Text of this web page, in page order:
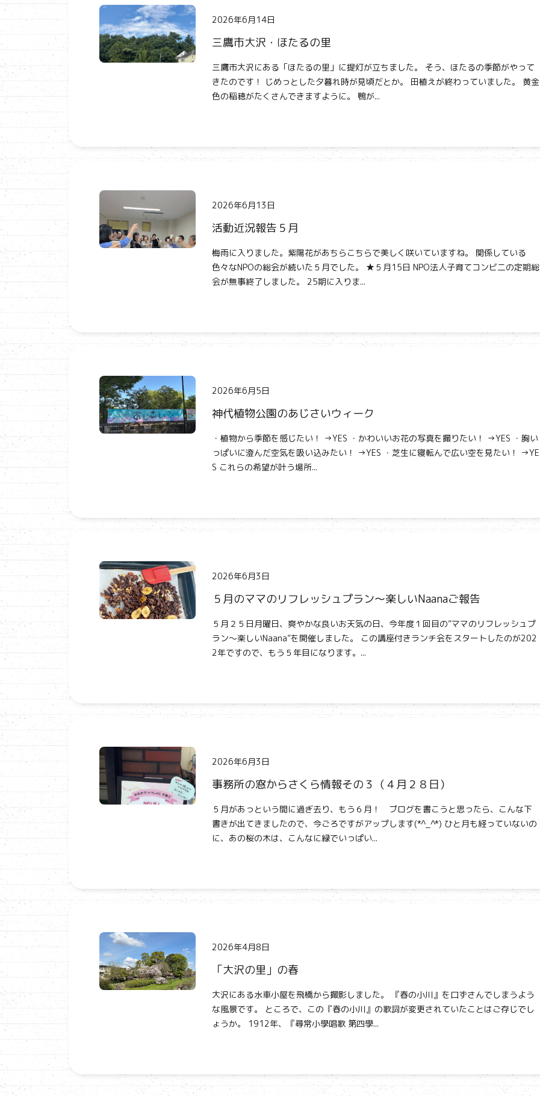
2026年6月14日
三鷹市大沢・ほたるの里
三鷹市大沢にある「ほたるの里」に提灯が立ちました。 そう、ほたるの季節がやって
きたのです！ じめっとした夕暮れ時が見頃だとか。 田植えが終わっていました。 黄金
色の稲穂がたくさんできますように。 鴨が...
2026年6月13日
活動近況報告５月
梅雨に入りました。紫陽花があちらこちらで美しく咲いていますね。 関係している
色々なNPOの総会が続いた５月でした。 ★５月15日 NPO法人子育てコンビ二の定期総
会が無事終了しました。 25期に入りま...
2026年6月5日
神代植物公園のあじさいウィーク
・植物から季節を感じたい！ →YES ・かわいいお花の写真を撮りたい！ →YES ・胸い
っぱいに澄んだ空気を吸い込みたい！ →YES ・芝生に寝転んで広い空を見たい！ →YE
S これらの希望が叶う場所...
2026年6月3日
５月のママのリフレッシュプラン～楽しいNaanaご報告
５月２５日月曜日、爽やかな良いお天気の日、今年度１回目の”ママのリフレッシュプ
ラン～楽しいNaana”を開催しました。 この講座付きランチ会をスタートしたのが202
2年ですので、もう５年目になります。...
2026年6月3日
事務所の窓からさくら情報その３（４月２８日）
５月があっという間に過ぎ去り、もう６月！ ブログを書こうと思ったら、こんな下
書きが出てきましたので、今ごろですがアップします(*^_^*) ひと月も経っていないの
に、あの桜の木は、こんなに緑でいっぱい...
2026年4月8日
「大沢の里」の春
大沢にある水車小屋を飛橋から撮影しました。 『春の小川』を口ずさんでしまうよう
な風景です。 ところで、この『春の小川』の歌詞が変更されていたことはご存じでし
ょうか。 1912年、『尋常小學唱歌 第四學...